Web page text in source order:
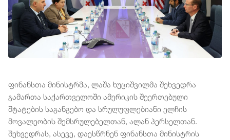
ფინანსთა მინისტრმა, ლაშა ხუციშვილმა შეხვედრა
გამართა საქართველოში ამერიკის შეერთებული
შტატების საგანგებო და სრულუფლებიანი ელჩის
მოვალეობის შემსრულებელთან, ალან პერსელთან.
შეხვედრას, ასევე, დაესწრნენ ფინანსთა მინისტრის